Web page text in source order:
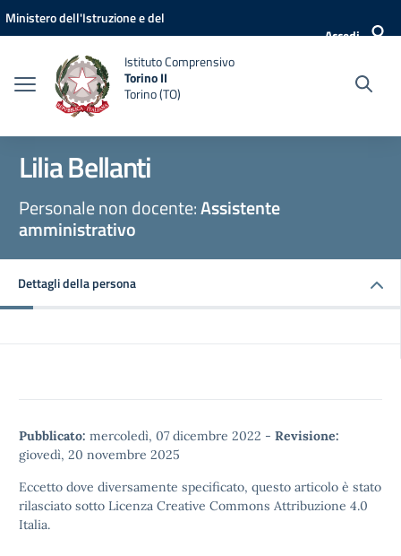
Vai ai contenuti
Vai al menu di navigazione
Vai al footer
Ministero dell'Istruzione e del
Accedi
Istituto Comprensivo
Torino II
Torino (TO)
Lilia Bellanti
Personale non docente:Assistente
amministrativo
Dettagli della persona
Pubblicato: mercoledì, 07 dicembre 2022 - Revisione:
giovedì, 20 novembre 2025
Eccetto dove diversamente specificato, questo articolo è stato
rilasciato sotto Licenza Creative Commons Attribuzione 4.0
Italia.